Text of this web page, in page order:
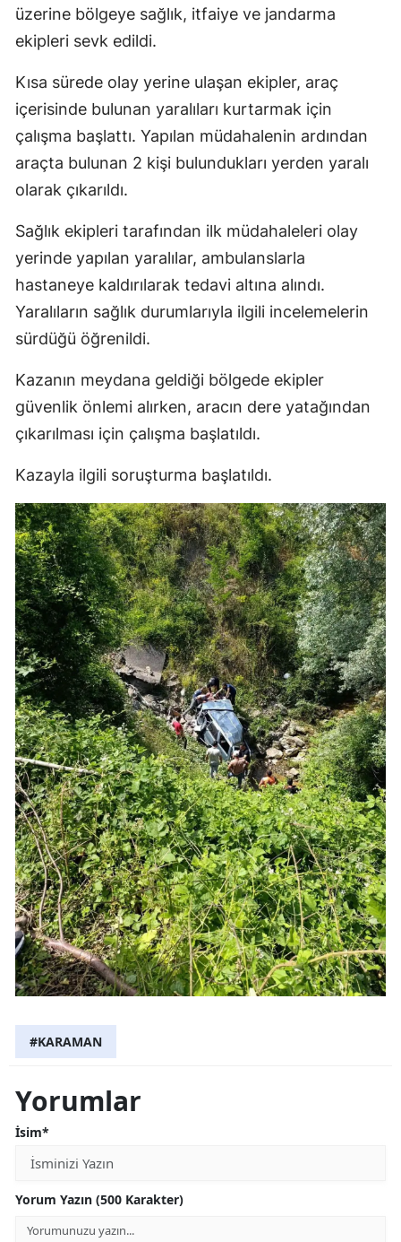
üzerine bölgeye sağlık, itfaiye ve jandarma
ekipleri sevk edildi.
Kısa sürede olay yerine ulaşan ekipler, araç
içerisinde bulunan yaralıları kurtarmak için
çalışma başlattı. Yapılan müdahalenin ardından
araçta bulunan 2 kişi bulundukları yerden yaralı
olarak çıkarıldı.
Sağlık ekipleri tarafından ilk müdahaleleri olay
yerinde yapılan yaralılar, ambulanslarla
hastaneye kaldırılarak tedavi altına alındı.
Yaralıların sağlık durumlarıyla ilgili incelemelerin
sürdüğü öğrenildi.
Kazanın meydana geldiği bölgede ekipler
güvenlik önlemi alırken, aracın dere yatağından
çıkarılması için çalışma başlatıldı.
Kazayla ilgili soruşturma başlatıldı.
#KARAMAN
Yorumlar
İsim*
Yorum Yazın (500 Karakter)